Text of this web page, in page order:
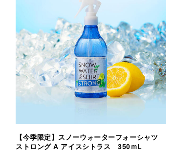
【今季限定】スノーウォーターフォーシャツ
ストロング A アイスシトラス 350ｍL